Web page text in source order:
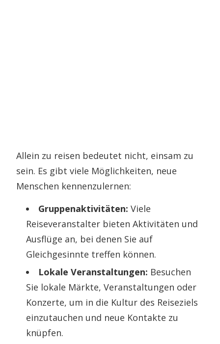
Allein zu reisen bedeutet nicht, einsam zu
sein. Es gibt viele Möglichkeiten, neue
Menschen kennenzulernen:
Gruppenaktivitäten: Viele
Reiseveranstalter bieten Aktivitäten und
Ausflüge an, bei denen Sie auf
Gleichgesinnte treffen können.
Lokale Veranstaltungen: Besuchen
Sie lokale Märkte, Veranstaltungen oder
Konzerte, um in die Kultur des Reiseziels
einzutauchen und neue Kontakte zu
knüpfen.